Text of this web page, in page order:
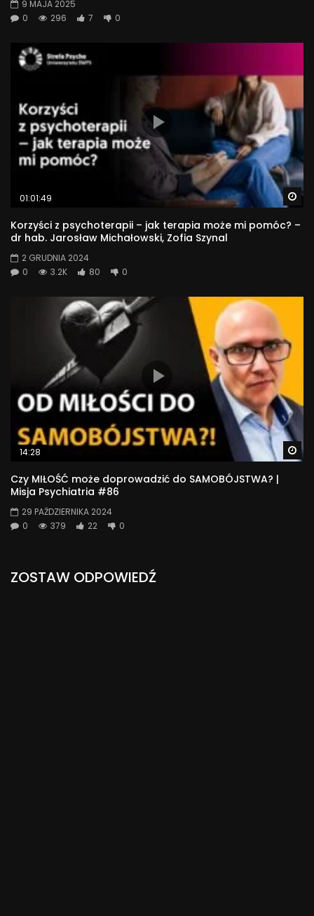
9 MAJA 2025
0
296 7 0
01:01:49
Korzyści z psychoterapii – jak terapia może mi pomóc? –
dr hab. Jarosław Michałowski, Zofia Szynal
2 GRUDNIA 2024
0
3.2K 80 0
14:28
Czy MIŁOŚĆ może doprowadzić do SAMOBÓJSTWA? |
Misja Psychiatria #86
29 PAŹDZIERNIKA 2024
0
379 22 0
ZOSTAW ODPOWIEDŹ